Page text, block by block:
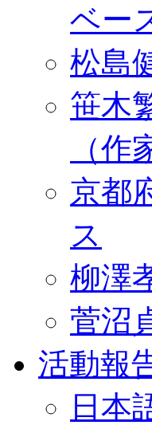
ベー
松島
笹木
（作
京都
ス
柳澤
菅沼
活動報
日本